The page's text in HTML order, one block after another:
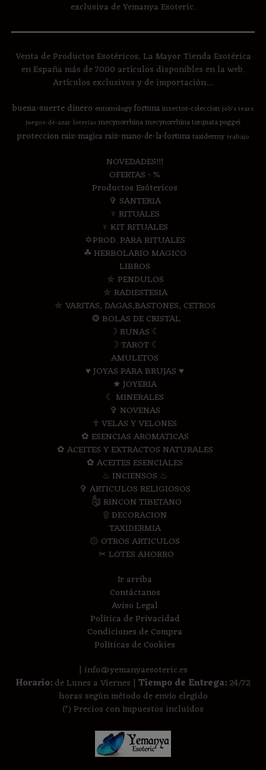
exclusiva de Yemanya Esoteric.
Venta de Productos Esotéricos, La Mayor Tienda Esotérica
en España más de 7000 artículos disponibles en la web.
Artículos exclusivos y de importación....
buena-suertedinero entomologyfortunainsectos-coleccion job's tears
juegos-de-azar loterias mecynorrhinamecynorrhina torquata poggei
proteccion raiz-magica raiz-mano-de-la-fortunataxidermy trabajo
NOVEDADES!!!
OFERTAS - %
Productos Esótericos
✞ SANTERIA
♆ RITUALES
♆ KIT RITUALES
✡PROD. PARA RITUALES
☘ HERBOLARIO MAGICO
LIBROS
⛤ PENDULOS
⛤ RADIESTESIA
⛤ VARITAS, DAGAS,BASTONES, CETROS
❂ BOLAS DE CRISTAL
☽ RUNAS ☾
☽ TAROT ☾
AMULETOS
♥ JOYAS PARA BRUJAS ♥
★ JOYERIA
☾ MINERALES
✞ NOVENAS
☥ VELAS Y VELONES
✿ ESENCIAS AROMATICAS
✿ ACEITES Y EXTRACTOS NATURALES
✿ ACEITES ESENCIALES
♨ INCIENSOS ♨
✞ ARTICULOS RELIGIOSOS
༃ RINCON TIBETANO
۩ DECORACION
TAXIDERMIA
۞ OTROS ARTICULOS
✂ LOTES AHORRO
Ir arriba
Contáctanos
Aviso Legal
Política de Privacidad
Condiciones de Compra
Políticas de Cookies
| info@yemanyaesoteric.es
Horario:de Lunes a Viernes | Tiempo de Entrega:24/72
horas según método de envío elegido
(*) Precios con Impuestos incluidos